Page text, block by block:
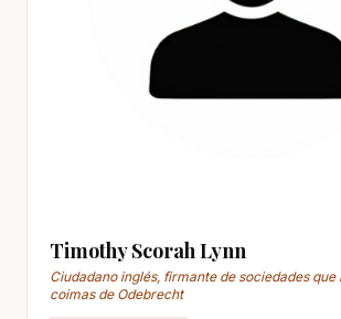
Timothy Scorah Lynn
Ciudadano inglés, firmante de sociedades
coimas de Odebrecht